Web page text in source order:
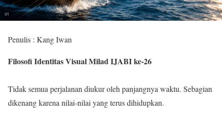
Penulis : Kang Iwan
Filosofi Identitas Visual Milad IJABI ke-26
Tidak semua perjalanan diukur oleh panjangnya waktu. Sebagian
dikenang karena nilai-nilai yang terus dihidupkan.